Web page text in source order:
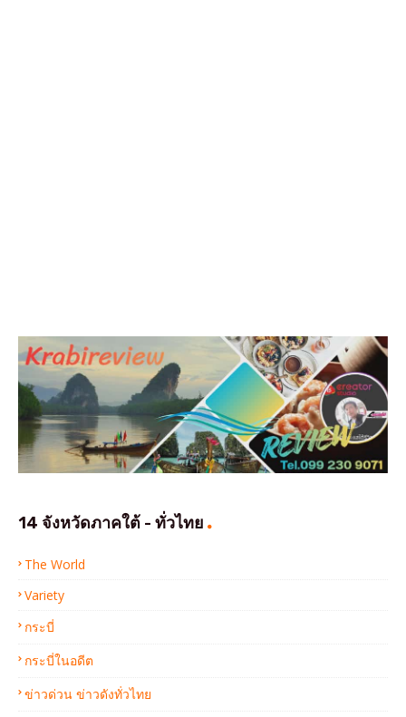
14 จังหวัดภาคใต้ - ทั่วไทย
The World
Variety
กระบี่
กระบี่ในอดีต
ข่าวด่วน ข่าวดังทั่วไทย